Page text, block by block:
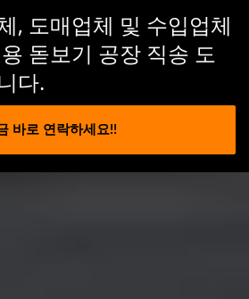
, 도매업체 및 수입업체
돋보기 공장 직송 도
다.
바로 연락하세요!!